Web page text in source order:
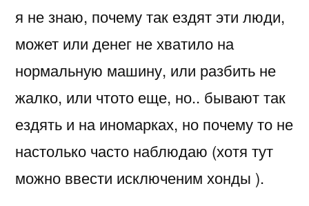
я не знаю, почему так ездят эти люди,
может или денег не хватило на
нормальную машину, или разбить не
жалко, или чтото еще, но.. бывают так
ездять и на иномарках, но почему то не
настолько часто наблюдаю (хотя тут
можно ввести исключеним хонды ).